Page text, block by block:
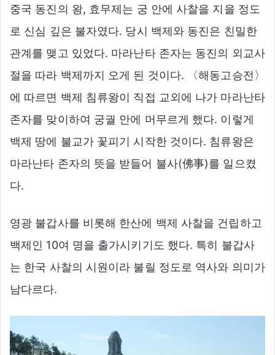
중국 동진의 왕, 효무제는 궁 안에 사찰을 지을 정도
로 신심 깊은 불자였다. 당시 백제와 동진은 친밀한
관계를 맺고 있었다. 마라난타 존자는 동진의 외교사
절을 따라 백제까지 오게 된 것이다. 〈해동고승전〉
에 따르면 백제 침류왕이 직접 교외에 나가 마라난타
존자를 맞이하여 궁궐 안에 머무르게 했다. 이렇게
백제 땅에 불교가 꽃피기 시작한 것이다. 침류왕은
마라난타 존자의 뜻을 받들어 불사(佛事)를 일으켰
다.
영광 불갑사를 비롯해 한산에 백제 사찰을 건립하고
백제인 10여 명을 출가시키기도 했다. 특히 불갑사
는 한국 사찰의 시원이라 불릴 정도로 역사와 의미가
남다르다.